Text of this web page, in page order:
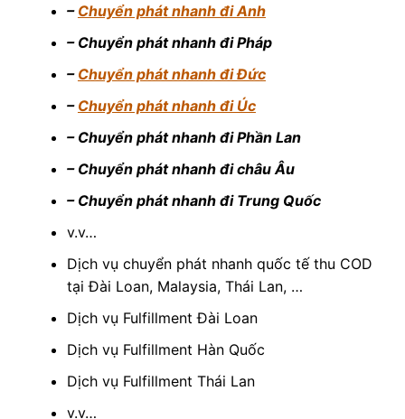
– Chuyển phát nhanh đi Anh
– Chuyển phát nhanh đi Pháp
– Chuyển phát nhanh đi Đức
– Chuyển phát nhanh đi Úc
– Chuyển phát nhanh đi Phần Lan
– Chuyển phát nhanh đi châu Âu
– Chuyển phát nhanh đi Trung Quốc
v.v…
Dịch vụ chuyển phát nhanh quốc tế thu COD
tại Đài Loan, Malaysia, Thái Lan, …
Dịch vụ Fulfillment Đài Loan
Dịch vụ Fulfillment Hàn Quốc
Dịch vụ Fulfillment Thái Lan
v.v…